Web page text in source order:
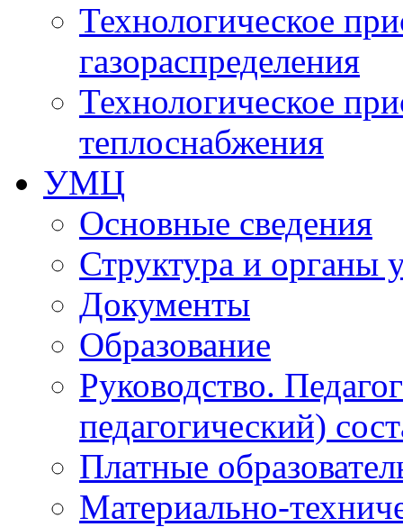
Технологическое
газораспределения
Технологическое
теплоснабжения
УМЦ
Основные сведения
Структура и органы
Документы
Образование
Руководство.
педагогический)
Платные
Материально-